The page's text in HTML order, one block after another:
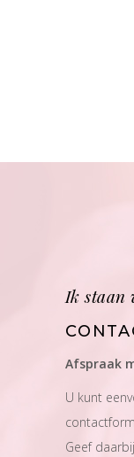
Ik staan
Afspraak
U kunt
Geef